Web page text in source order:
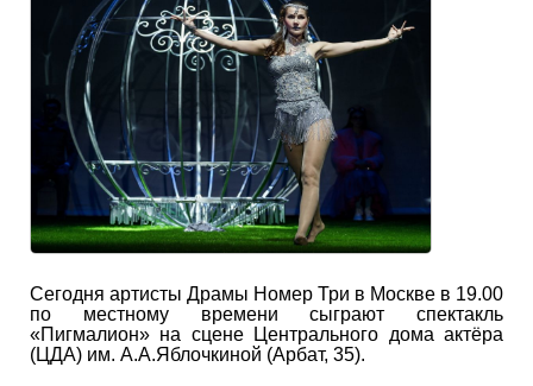
Сегодня артисты Драмы Номер Три в Москве в 19.00
по местному времени сыграют спектакль
«Пигмалион» на сцене Центрального дома актёра
(ЦДА) им. А.А.Яблочкиной (Арбат, 35).